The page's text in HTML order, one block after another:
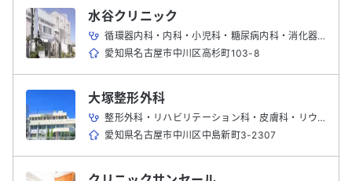
水谷クリニック
循環器内科・内科・小児科・糖尿病内科・消化器内科
愛知県名古屋市中川区高杉町103-8
大塚整形外科
整形外科・リハビリテーション科・皮膚科・リウマチ科・内科・外科
愛知県名古屋市中川区中島新町3-2307